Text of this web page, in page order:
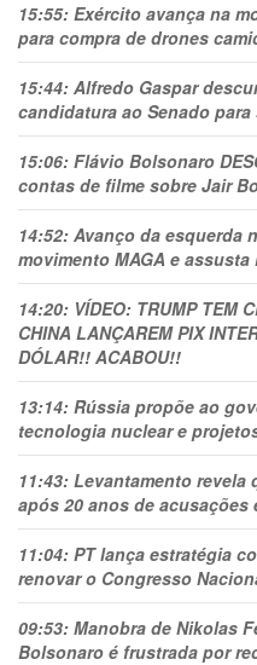
15:55: Exército avança na
para compra de drones
15:44: Alfredo Gaspar
candidatura ao Senado
15:06: Flávio Bolsonaro
contas de filme sobre Jair
14:52: Avanço da esquerda
movimento MAGA e assusta
14:20: VÍDEO: TRUMP TEM
CHINA LANÇAREM PIX
DÓLAR!! ACABOU!!
13:14: Rússia propõe ao
tecnologia nuclear e
11:43: Levantamento revela
após 20 anos de
11:04: PT lança estratégia
renovar o Congresso
09:53: Manobra de Nikolas
Bolsonaro é frustrada por